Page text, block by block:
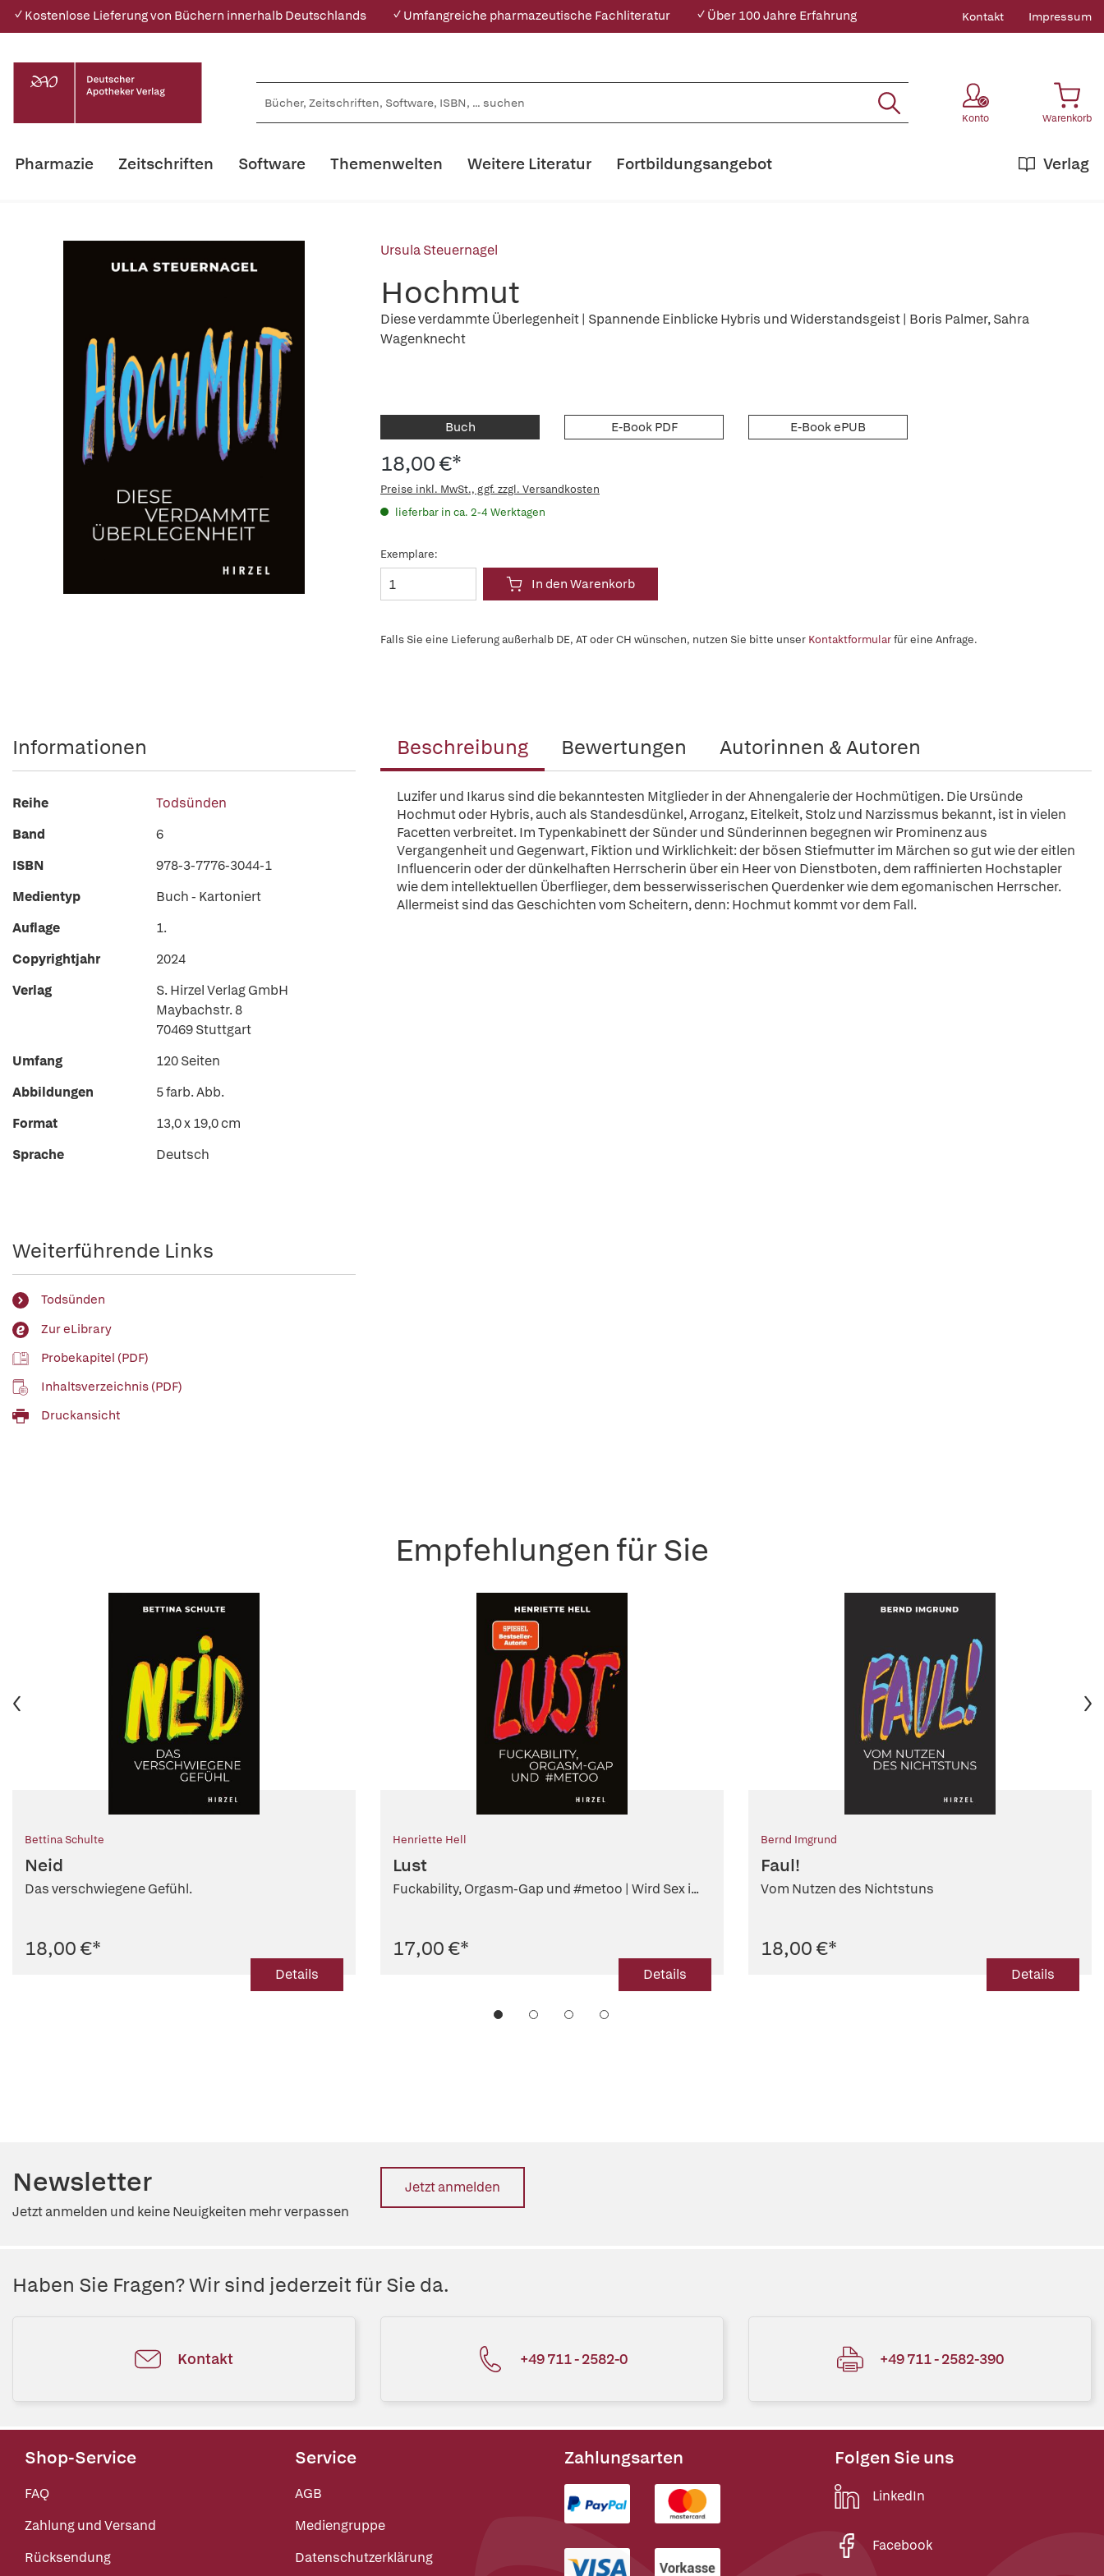
✓ Kostenlose Lieferung von Büchern innerhalb Deutschlands ✓ Umfangreiche pharmazeutische Fachliteratur ✓ Über 100 Jahre Erfahrung Kontakt Impressum
Konto Warenkorb
Pharmazie Zeitschriften Software Themenwelten Weitere Literatur Verlag
Fortbildungsangebot
Ursula Steuernagel
Hochmut
Diese verdammte Überlegenheit | Spannende Einblicke Hybris und Widerstandsgeist | Boris Palmer, Sahra
Wagenknecht
Buch E-Book PDF E-Book ePUB
18,00 €*
Preise inkl. MwSt., ggf. zzgl. Versandkosten
lieferbar in ca. 2-4 Werktagen
Exemplare:
In den Warenkorb
Falls Sie eine Lieferung außerhalb DE, AT oder CH wünschen, nutzen Sie bitte unser Kontaktformularfür eine Anfrage.
Beschreibung Bewertungen Autorinnen & Autoren
Luzifer und Ikarus sind die bekanntesten Mitglieder in der Ahnengalerie der Hochmütigen. Die Ursünde
Hochmut oder Hybris, auch als Standesdünkel, Arroganz, Eitelkeit, Stolz und Narzissmus bekannt, ist in vielen
Facetten verbreitet. Im Typenkabinett der Sünder und Sünderinnen begegnen wir Prominenz aus
Vergangenheit und Gegenwart, Fiktion und Wirklichkeit: der bösen Stiefmutter im Märchen so gut wie der eitlen
Influencerin oder der dünkelhaften Herrscherin über ein Heer von Dienstboten, dem raffinierten Hochstapler
wie dem intellektuellen Überflieger, dem besserwisserischen Querdenker wie dem egomanischen Herrscher.
Allermeist sind das Geschichten vom Scheitern, denn: Hochmut kommt vor dem Fall.
Informationen
Reihe
Todsünden
Band
6
ISBN
978-3-7776-3044-1
Medientyp
Buch - Kartoniert
Auflage
1.
Copyrightjahr
2024
Verlag
S. Hirzel Verlag GmbH
Maybachstr. 8
70469 Stuttgart
Umfang
120 Seiten
Abbildungen
5 farb. Abb.
Format
13,0 x 19,0 cm
Sprache
Deutsch
Weiterführende Links
Todsünden
Zur eLibrary
Probekapitel (PDF)
Inhaltsverzeichnis (PDF)
Druckansicht
Empfehlungen für Sie
Bettina Schulte
Neid
Das verschwiegene Gefühl.
18,00 €*
Details
Henriette Hell
Lust
Fuckability, Orgasm-Gap und #metoo | Wird Sex i...
17,00 €*
Details
Bernd Imgrund
Faul!
Vom Nutzen des Nichtstuns
18,00 €*
Details
Newsletter
Jetzt anmelden und keine Neuigkeiten mehr verpassen
Jetzt anmelden
Haben Sie Fragen? Wir sind jederzeit für Sie da.
Kontakt +49 711 - 2582-0 +49 711 - 2582-390
Shop-Service
FAQ
Zahlung und Versand
Rücksendung
Service
AGB
Mediengruppe
Datenschutzerklärung
Zahlungsarten Folgen Sie uns
LinkedIn
Facebook